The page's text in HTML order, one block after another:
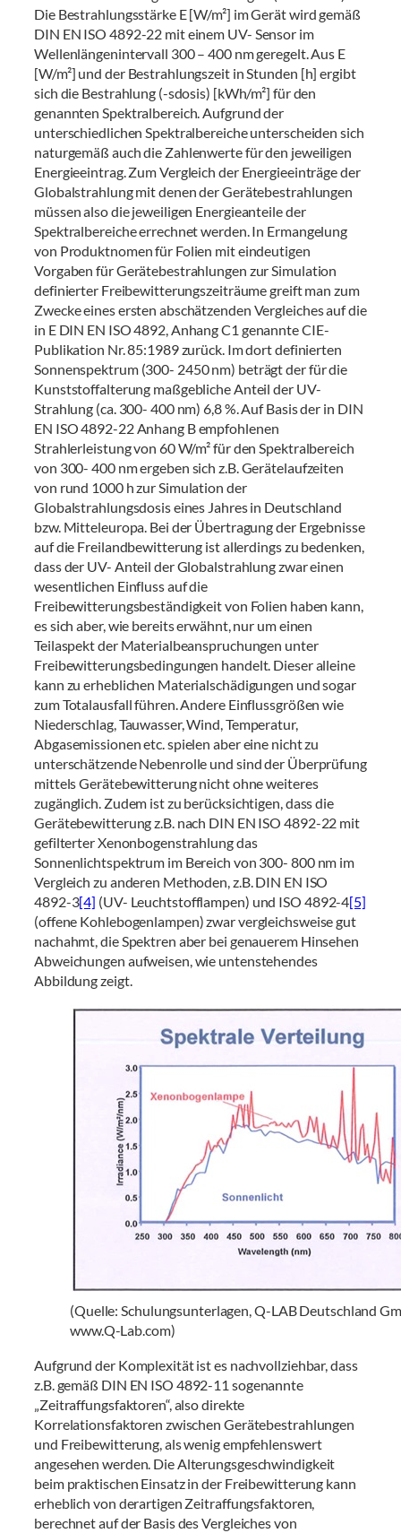
Die Bestrahlungsstärke E [W/m²] im Gerät wird gemäß
DIN EN ISO 4892-22 mit einem UV- Sensor im
Wellenlängenintervall 300 – 400 nm geregelt. Aus E
[W/m²] und der Bestrahlungszeit in Stunden [h] ergibt
sich die Bestrahlung (-sdosis) [kWh/m²] für den
genannten Spektralbereich. Aufgrund der
unterschiedlichen Spektralbereiche unterscheiden sich
naturgemäß auch die Zahlenwerte für den jeweiligen
Energieeintrag. Zum Vergleich der Energieeinträge der
Globalstrahlung mit denen der Gerätebestrahlungen
müssen also die jeweiligen Energieanteile der
Spektralbereiche errechnet werden. In Ermangelung
von Produktnomen für Folien mit eindeutigen
Vorgaben für Gerätebestrahlungen zur Simulation
definierter Freibewitterungszeiträume greift man zum
Zwecke eines ersten abschätzenden Vergleiches auf die
in E DIN EN ISO 4892, Anhang C1 genannte CIE-
Publikation Nr. 85:1989 zurück. Im dort definierten
Sonnenspektrum (300- 2450 nm) beträgt der für die
Kunststoffalterung maßgebliche Anteil der UV-
Strahlung (ca. 300- 400 nm) 6,8 %. Auf Basis der in DIN
EN ISO 4892-22 Anhang B empfohlenen
Strahlerleistung von 60 W/m² für den Spektralbereich
von 300- 400 nm ergeben sich z.B. Gerätelaufzeiten
von rund 1000 h zur Simulation der
Globalstrahlungsdosis eines Jahres in Deutschland
bzw. Mitteleuropa. Bei der Übertragung der Ergebnisse
auf die Freilandbewitterung ist allerdings zu bedenken,
dass der UV- Anteil der Globalstrahlung zwar einen
wesentlichen Einfluss auf die
Freibewitterungsbeständigkeit von Folien haben kann,
es sich aber, wie bereits erwähnt, nur um einen
Teilaspekt der Materialbeanspruchungen unter
Freibewitterungsbedingungen handelt. Dieser alleine
kann zu erheblichen Materialschädigungen und sogar
zum Totalausfall führen. Andere Einflussgrößen wie
Niederschlag, Tauwasser, Wind, Temperatur,
Abgasemissionen etc. spielen aber eine nicht zu
unterschätzende Nebenrolle und sind der Überprüfung
mittels Gerätebewitterung nicht ohne weiteres
zugänglich. Zudem ist zu berücksichtigen, dass die
Gerätebewitterung z.B. nach DIN EN ISO 4892-22 mit
gefilterter Xenonbogenstrahlung das
Sonnenlichtspektrum im Bereich von 300- 800 nm im
Vergleich zu anderen Methoden, z.B. DIN EN ISO
4892-3[4] (UV- Leuchtstofflampen) und ISO 4892-4[5]
(offene Kohlebogenlampen) zwar vergleichsweise gut
nachahmt, die Spektren aber bei genauerem Hinsehen
Abweichungen aufweisen, wie untenstehendes
Abbildung zeigt.
(Quelle: Schulungsunterlagen, Q-LAB Deutschland
www.Q-Lab.com)
Aufgrund der Komplexität ist es nachvollziehbar, dass
z.B. gemäß DIN EN ISO 4892-11 sogenannte
„Zeitraffungsfaktoren“, also direkte
Korrelationsfaktoren zwischen Gerätebestrahlungen
und Freibewitterung, als wenig empfehlenswert
angesehen werden. Die Alterungsgeschwindigkeit
beim praktischen Einsatz in der Freibewitterung kann
erheblich von derartigen Zeitraffungsfaktoren,
berechnet auf der Basis des Vergleiches von